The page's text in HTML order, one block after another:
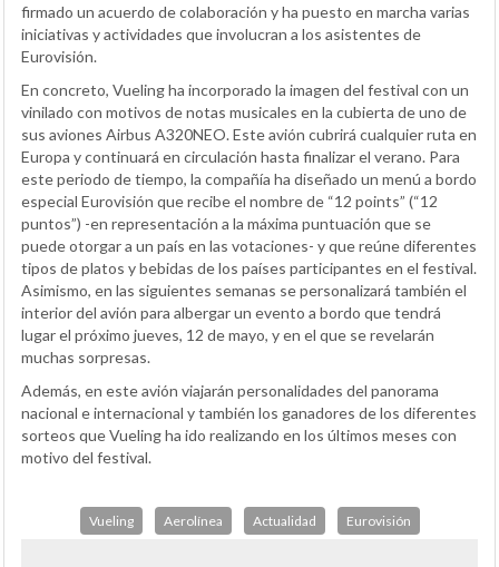
firmado un acuerdo de colaboración y ha puesto en marcha varias
iniciativas y actividades que involucran a los asistentes de
Eurovisión.
En concreto, Vueling ha incorporado la imagen del festival con un
vinilado con motivos de notas musicales en la cubierta de uno de
sus aviones Airbus A320NEO. Este avión cubrirá cualquier ruta en
Europa y continuará en circulación hasta finalizar el verano. Para
este periodo de tiempo, la compañía ha diseñado un menú a bordo
especial Eurovisión que recibe el nombre de “12 points” (“12
puntos”) -en representación a la máxima puntuación que se
puede otorgar a un país en las votaciones- y que reúne diferentes
tipos de platos y bebidas de los países participantes en el festival.
Asimismo, en las siguientes semanas se personalizará también el
interior del avión para albergar un evento a bordo que tendrá
lugar el próximo jueves, 12 de mayo, y en el que se revelarán
muchas sorpresas.
Además, en este avión viajarán personalidades del panorama
nacional e internacional y también los ganadores de los diferentes
sorteos que Vueling ha ido realizando en los últimos meses con
motivo del festival.
Vueling Aerolínea Actualidad Eurovisión